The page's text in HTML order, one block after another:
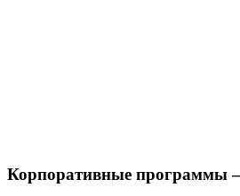
Корпоративные программы